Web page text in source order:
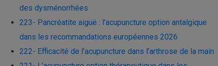
des dysménorrhées
223- Pancréatite aiguë : l’acupuncture option antalgique
dans les recommandations européennes 2026
222- Efficacité de l’acupuncture dans l’arthrose de la main